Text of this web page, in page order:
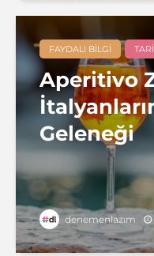
FAYDALI BILGI
Aperitivo
Geleneği
denemenlazım